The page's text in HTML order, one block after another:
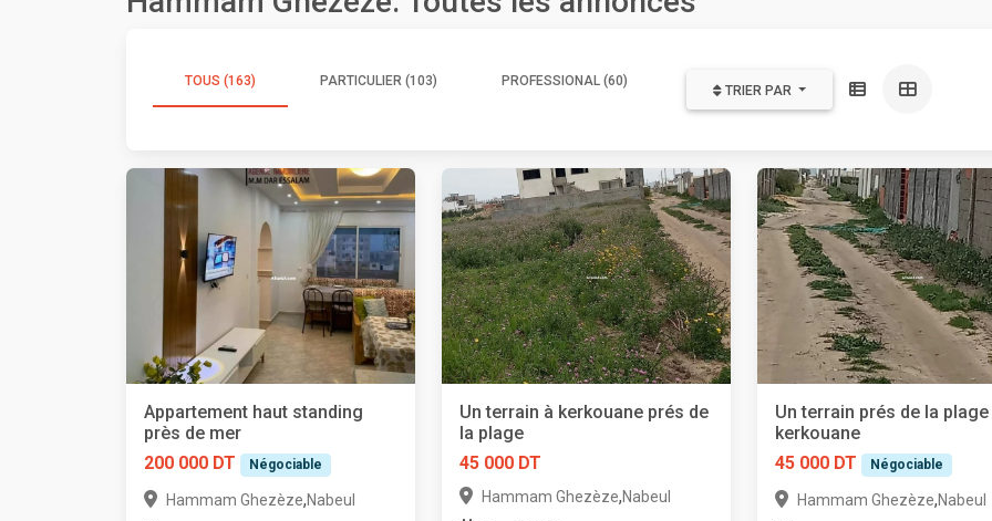
TOUS (163) PARTICULIER (103) PROFESSIONAL (60)
TRIER PAR
Appartement haut standing
près de mer
200 000 DT
Négociable
Hammam Ghezèze,Nabeul
Un terrain à kerkouane prés de
la plage
45 000 DT
Hammam Ghezèze,Nabeul
Un terrain prés de la plage
kerkouane
45 000 DT
Négociable
Hammam Ghezèze,Nabeul